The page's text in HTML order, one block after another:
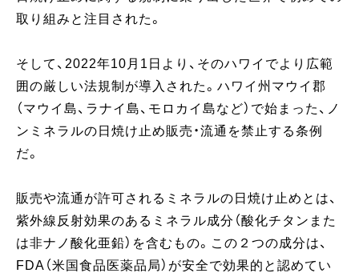
取り組みと注目された。
そして、2022年10月1日より、そのハワイでより広範
囲の厳しい法規制が導入された。ハワイ州マウイ郡
（マウイ島、ラナイ島、モロカイ島など）で始まった、ノ
ンミネラルの日焼け止め販売・流通を禁止する条例
だ。
販売や流通が許可されるミネラルの日焼け止めとは、
紫外線反射効果のあるミネラル成分（酸化チタンまた
は非ナノ酸化亜鉛）を含むもの。この２つの成分は、
FDA（米国食品医薬品局）が安全で効果的と認めてい